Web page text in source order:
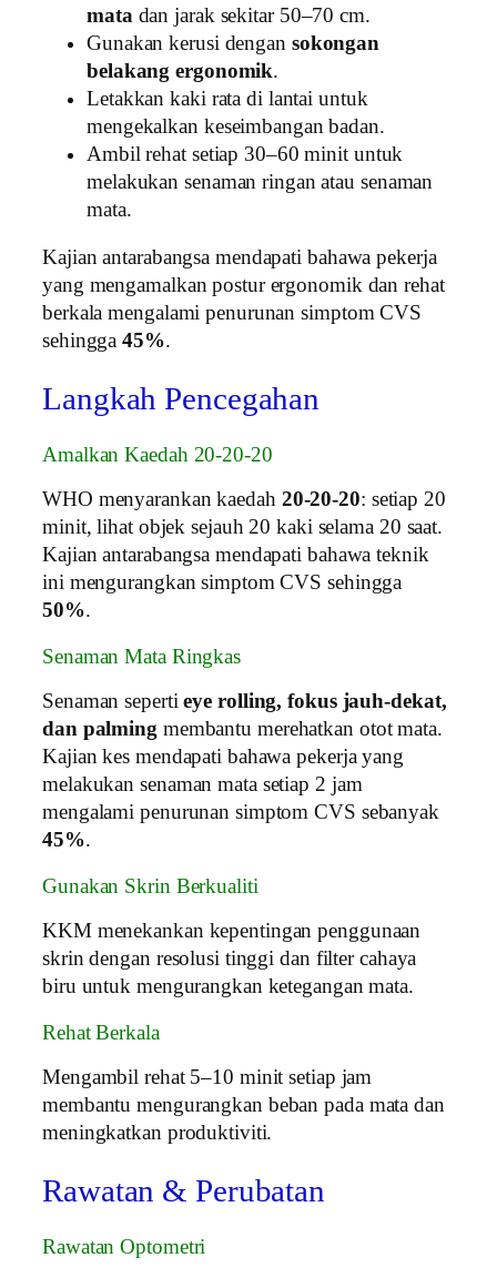
mata dan jarak sekitar 50–70 cm.
Gunakan kerusi dengan sokongan
belakang ergonomik.
Letakkan kaki rata di lantai untuk
mengekalkan keseimbangan badan.
Ambil rehat setiap 30–60 minit untuk
melakukan senaman ringan atau senaman
mata.
Kajian antarabangsa mendapati bahawa pekerja
yang mengamalkan postur ergonomik dan rehat
berkala mengalami penurunan simptom CVS
sehingga45%.
Langkah Pencegahan
Amalkan Kaedah 20-20-20
WHO menyarankan kaedah 20-20-20: setiap 20
minit, lihat objek sejauh 20 kaki selama 20 saat.
Kajian antarabangsa mendapati bahawa teknik
ini mengurangkan simptom CVS sehingga
50%.
Senaman Mata Ringkas
Senaman sepertieye rolling, fokus jauh-dekat,
dan palmingmembantu merehatkan otot mata.
Kajian kes mendapati bahawa pekerja yang
melakukan senaman mata setiap 2 jam
mengalami penurunan simptom CVS sebanyak
45%.
Gunakan Skrin Berkualiti
KKM menekankan kepentingan penggunaan
skrin dengan resolusi tinggi dan filter cahaya
biru untuk mengurangkan ketegangan mata.
Rehat Berkala
Mengambil rehat 5–10 minit setiap jam
membantu mengurangkan beban pada mata dan
meningkatkan produktiviti.
Rawatan & Perubatan
Rawatan Optometri